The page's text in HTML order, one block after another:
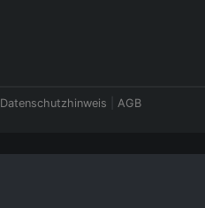
Datenschutzhinweis AGB